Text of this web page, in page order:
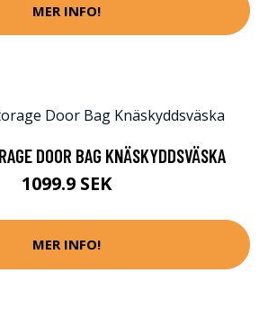
MER INFO!
DOOR BAG KNÄSKYDDSVÄSKA
1099.9 SEK
MER INFO!